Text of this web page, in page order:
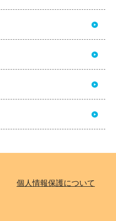
個人情報保護について